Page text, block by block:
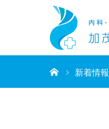
新着情報